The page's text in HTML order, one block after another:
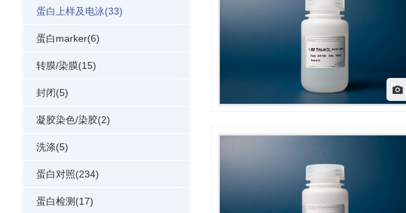
蛋白上样及电泳(33)
蛋白marker(6)
转膜/染膜(15)
封闭(5)
凝胶染色/染胶(2)
洗涤(5)
蛋白对照(234)
蛋白检测(17)